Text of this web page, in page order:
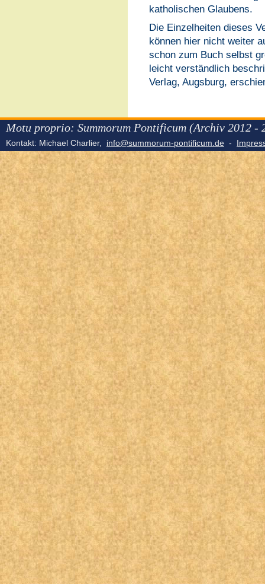
katholischen Glaubens.
Die Einzelheiten dieses
können hier nicht weiter
schon zum Buch selbst
leicht verständlich
Verlag, Augsburg,
Motu proprio: Summorum Pontificum (Archiv 2012 -
Kontakt: Michael Charlier, info@summorum-pontificum.de -